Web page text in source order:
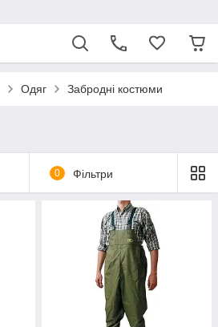
Одяг Забродні костюми
0 Фільтри